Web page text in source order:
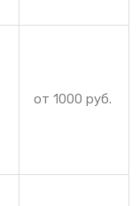
от 1000 руб.